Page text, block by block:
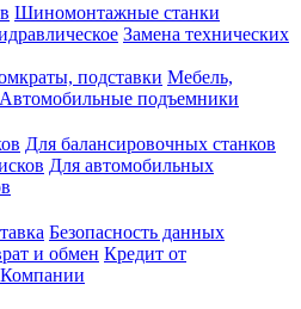
Шиномонтажные станки
Замена технических
подставки Мебель,
Автомобильные подъемники
Для балансировочных станков
Для автомобильных
Безопасность данных
и обмен Кредит от